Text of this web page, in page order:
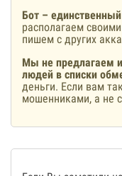
Бот –
располагаем
пишем с других
Мы не предлагаем
людей в списки
деньги. Если вам
мошенниками, а не